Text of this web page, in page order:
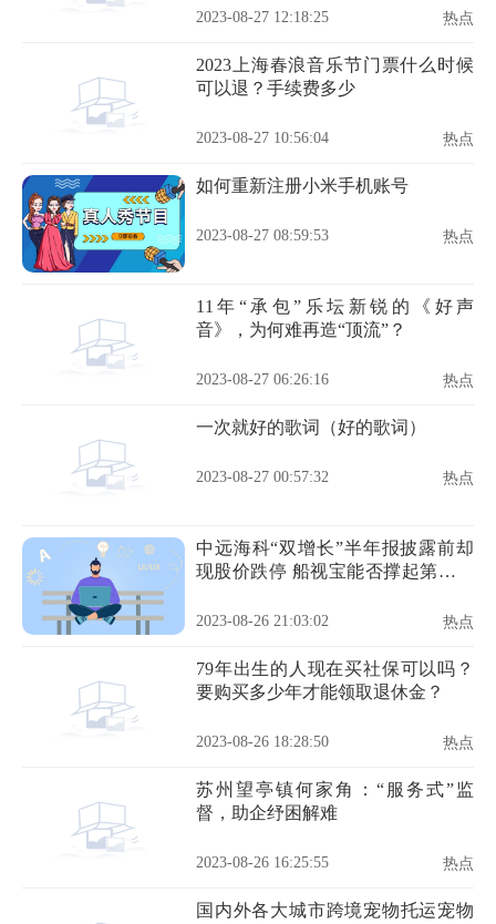
2023-08-27 12:18:25 热点
2023上海春浪音乐节门票什么时候
可以退？手续费多少
2023-08-27 10:56:04 热点
如何重新注册小米手机账号
2023-08-27 08:59:53 热点
11年“承包”乐坛新锐的《好声
音》，为何难再造“顶流”？
2023-08-27 06:26:16 热点
一次就好的歌词（好的歌词）
2023-08-27 00:57:32 热点
中远海科“双增长”半年报披露前却
现股价跌停 船视宝能否撑起第二增
2023-08-26 21:03:02 热点
79年出生的人现在买社保可以吗？
要购买多少年才能领取退休金？
2023-08-26 18:28:50 热点
苏州望亭镇何家角：“服务式”监
督，助企纾困解难
2023-08-26 16:25:55 热点
国内外各大城市跨境宠物托运宠物